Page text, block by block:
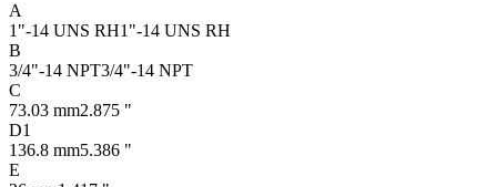
A
1"-14 UNS RH1"-14 UNS RH
B
3/4"-14 NPT3/4"-14 NPT
C
73.03 mm2.875 "
D1
136.8 mm5.386 "
E